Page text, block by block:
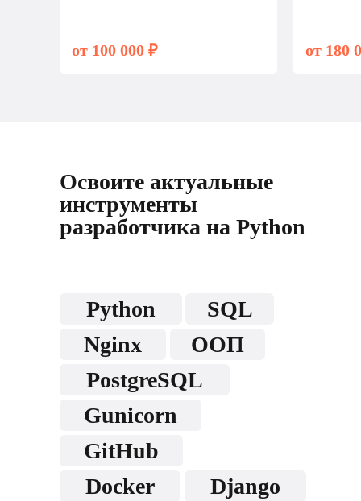
от 100 000 ₽ от 180
Освоите актуальные
инструменты
разработчика на Python
Python
Django
GitHub
PostgreSQL
Nginx
Gunicorn
SQL
Docker
ООП